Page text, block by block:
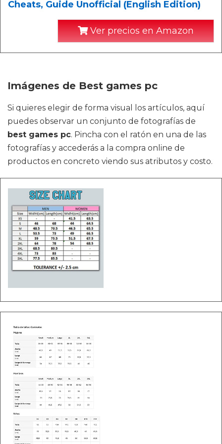
Cheats, Guide Unofficial (English Edition)
Ver precios en Amazon
Imágenes de Best games pc
Si quieres elegir de forma visual los artículos, aquí
puedes observar un conjunto de fotografías de
best games pc. Pincha con el ratón en una de las
fotografías y accederás a la compra online de
productos en concreto viendo sus atributos y costo.